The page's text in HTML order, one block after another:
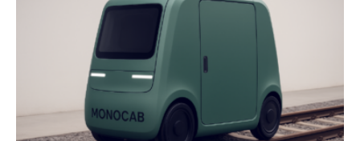
energieeffiziente Drohnen für die maritime und
logistische Branche. Ziel ist es, Entwicklungskosten zu
senken und den Technologietransfer in eine nachhaltige
Luftlogistik zu fördern. Das Bundesministerium für
Forschung, Technologie und Raumfahrt fördert das
Transferprojekt mit einer Laufzeit von drei Jahren mit
660.000 Euro. Forschende der FH Kiel…